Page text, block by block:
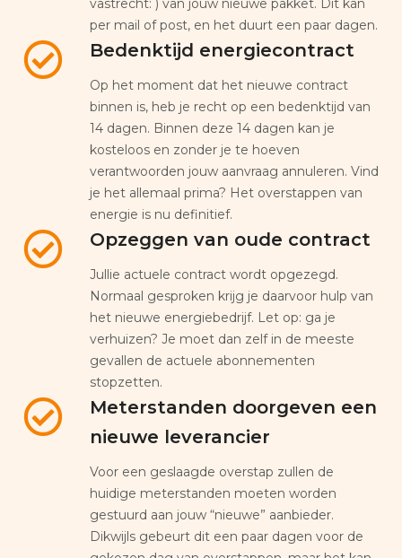
vastrecht: ) van jouw nieuwe pakket. Dit kan
per mail of post, en het duurt een paar dagen.
Bedenktijd energiecontract
Op het moment dat het nieuwe contract
binnen is, heb je recht op een bedenktijd van
14 dagen. Binnen deze 14 dagen kan je
kosteloos en zonder je te hoeven
verantwoorden jouw aanvraag annuleren. Vind
je het allemaal prima? Het overstappen van
energie is nu definitief.
Opzeggen van oude contract
Jullie actuele contract wordt opgezegd.
Normaal gesproken krijg je daarvoor hulp van
het nieuwe energiebedrijf. Let op: ga je
verhuizen? Je moet dan zelf in de meeste
gevallen de actuele abonnementen
stopzetten.
Meterstanden doorgeven een
nieuwe leverancier
Voor een geslaagde overstap zullen de
huidige meterstanden moeten worden
gestuurd aan jouw “nieuwe” aanbieder.
Dikwijls gebeurt dit een paar dagen voor de